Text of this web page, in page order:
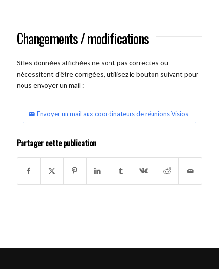
Changements / modifications
Si les données affichées ne sont pas correctes ou
nécessitent d'être corrigées, utilisez le bouton suivant pour
nous envoyer un mail :
Envoyer un mail aux coordinateurs de réunions Visios
Partager cette publication